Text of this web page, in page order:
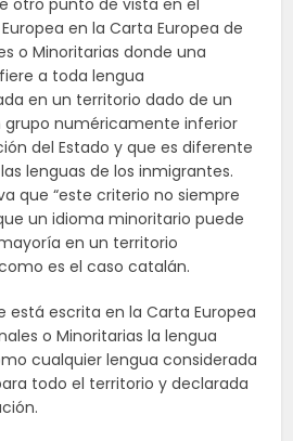
otro punto de vista en el
en la Carta Europea de
o Minoritarias donde una
a toda lengua
en un territorio dado de un
grupo numéricamente inferior
del Estado y que es diferente
lenguas de los inmigrantes.
que “este criterio no siempre
un idioma minoritario puede
en un territorio
es el caso catalán.
está escrita en la Carta Europea
o Minoritarias la lengua
cualquier lengua considerada
todo el territorio y declarada